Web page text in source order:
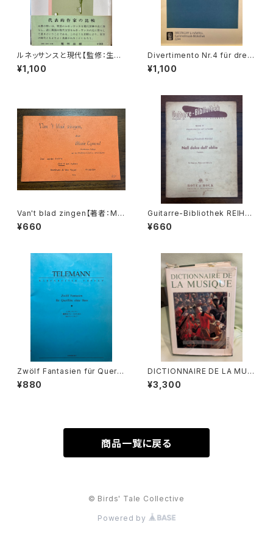
ルネッサンスと現代【監修：生地
竹郎 ピーター・ミルワード】出版
社：荒竹出版 昭和54年
¥1,100
Divertimento Nr.4 für drei
Basetthörner(zwei klarinet
ten und Fagotto oder drei
madeus Mozart】出版社：BR
EITKOPF&HÄRTEL 1987年
¥1,100
Van't blad zingen【著者：Mar
ie Egmond】出版社：BROEK
MANS&VAN POPPEL
¥660
Guitarre-Bibliothek REIHE
Ⅳ KAMMEMUSIK MIT GITA
RRE Nr.47 Nell dolce dell'o
g Friedrich Händel】出版社：
BOTE&BOCK BERLIN・WIES
BADEN 1958年
¥660
Zwölf Fantasien für Querfl
öten ohne Bass BÄRENREI
TER URTEXT【著者：GEORG
¥880
DICTIONNAIRE DE LA MUSI
QUE Ⅰ :les mens et leurs
œuvres『音楽辞典：人物とその
¥3,300
商品一覧に戻る
© Birds' Tale Collective
Powered by